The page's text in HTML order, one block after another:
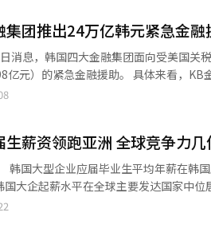
司法拍卖平台GG Auction统计显示，
交率从2023年的21.1%降至16.8%，成
出，随着外卖平台和电商的加速普及，线下商铺的功能定位正在
新韩银行房地产投资顾问李官载（音）
其生命周期正不断缩短。” 高企的租金成本亦在加剧商圈动荡。随着经营
从原本的20%下调至10%，但供需失衡
未解。高丽大学商业地产研究中心主任
供线上渠道难以替代的沉浸式服务。
林荫道一景【图片来源 韩联社】
集团推出24万亿韩元紧急金融
消息，韩国四大金融集团面向受美国关
体来看，KB金融集团将推出总规模8万亿韩元的利率优惠项目。其
批的利率优惠额度由原来的1.5万亿韩
1.5个百分点的担保费率减免。该集团
元用于发放针对出口企业的利率折扣券
韩亚金融集团则启动了6万亿韩元紧急金融援助。在原有“优惠长期贷
万亿韩元额度，并推出3万亿韩元规模
薪资领跑亚洲 全球竞争力几
企起薪水平在全球主要发达国家中位居前列，但
学应届毕业生初薪分析》报告显示，